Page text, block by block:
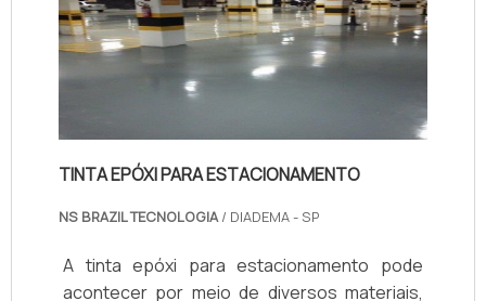
radiação solar, o que reduz...
TINTA EPÓXI PARA ESTACIONAMENTO
NS BRAZIL TECNOLOGIA / DIADEMA - SP
A tinta epóxi para estacionamento pode
acontecer por meio de diversos materiais,